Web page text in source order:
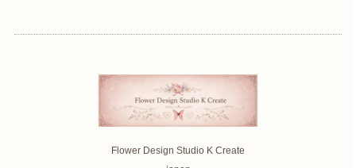
Flower Design Studio K Create